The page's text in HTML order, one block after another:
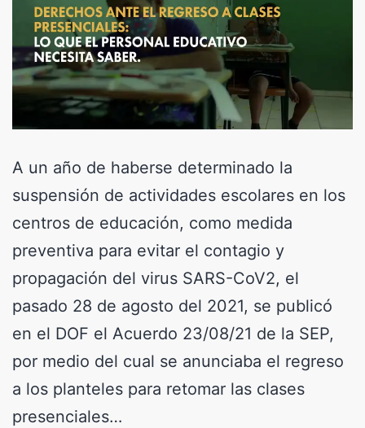
A un año de haberse determinado la
suspensión de actividades escolares en los
centros de educación, como medida
preventiva para evitar el contagio y
propagación del virus SARS-CoV2, el
pasado 28 de agosto del 2021, se publicó
en el DOF el Acuerdo 23/08/21 de la SEP,
por medio del cual se anunciaba el regreso
a los planteles para retomar las clases
presenciales…